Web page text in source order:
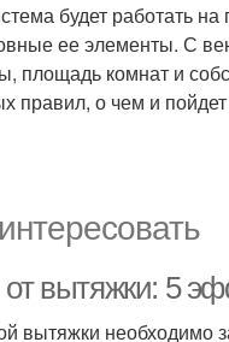
будет работать
ее элементы. С
площадь комнат и
правил, о чем и пойдет
вытяжки: 5
вытяжки необходимо